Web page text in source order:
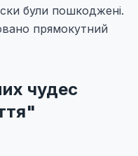
були пошкоджені.
прямокутний
чудес